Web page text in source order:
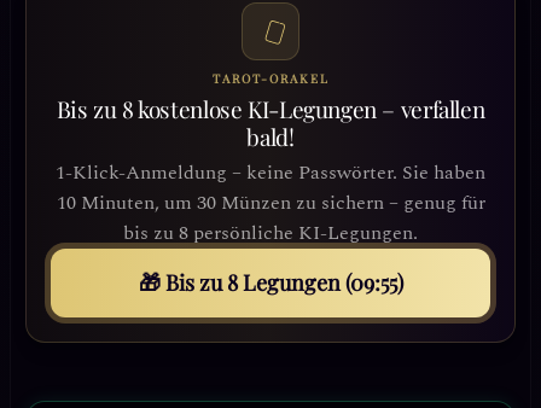
TAROT-ORAKEL
Bis zu 8 kostenlose KI-Legungen – verfallen
bald!
1-Klick-Anmeldung – keine Passwörter. Sie haben
10 Minuten, um 30 Münzen zu sichern – genug für
bis zu 8 persönliche KI-Legungen.
🎁 Bis zu 8 Legungen (09:53)